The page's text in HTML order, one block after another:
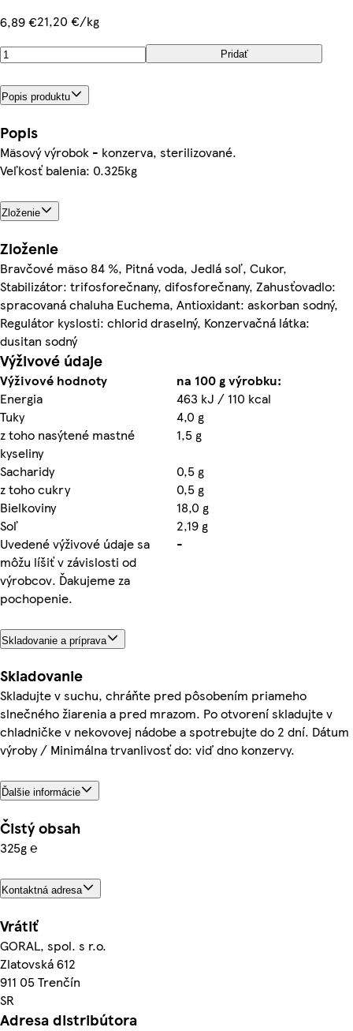
6,89 €21,20 €/kg
Pridať
Popis produktu
Popis
Mäsový výrobok - konzerva, sterilizované.
Veľkosť balenia: 0.325kg
Zloženie
Zloženie
Bravčové mäso 84 %, Pitná voda, Jedlá soľ, Cukor,
Stabilizátor: trifosforečnany, difosforečnany, Zahusťovadlo:
spracovaná chaluha Euchema, Antioxidant: askorban sodný,
Regulátor kyslosti: chlorid draselný, Konzervačná látka:
dusitan sodný
Výživové údaje
Výživové hodnoty
na 100 g výrobku:
Energia
463 kJ / 110 kcal
Tuky
4,0 g
z toho nasýtené mastné
kyseliny
1,5 g
Sacharidy
0,5 g
z toho cukry
0,5 g
Bielkoviny
18,0 g
Soľ
2,19 g
Uvedené výživové údaje sa
môžu líšiť v závislosti od
výrobcov. Ďakujeme za
pochopenie.
-
Skladovanie a príprava
Skladovanie
Skladujte v suchu, chráňte pred pôsobením priameho
slnečného žiarenia a pred mrazom. Po otvorení skladujte v
chladničke v nekovovej nádobe a spotrebujte do 2 dní. Dátum
výroby / Minimálna trvanlivosť do: viď dno konzervy.
Ďalšie informácie
Čistý obsah
325g ℮
Kontaktná adresa
Vrátiť
GORAL, spol. s r.o.
Zlatovská 612
911 05 Trenčín
SR
Adresa distribútora